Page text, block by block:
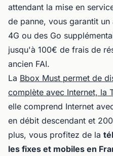
attendant la mise en
de panne, vous garantit
4G ou des Go
jusqu'à 100€ de frais de
ancien FAI.
La Bbox Must permet de
complète avec Internet, la
elle comprend Internet
en débit descendant et
plus, vous profitez de la
les fixes et mobiles en